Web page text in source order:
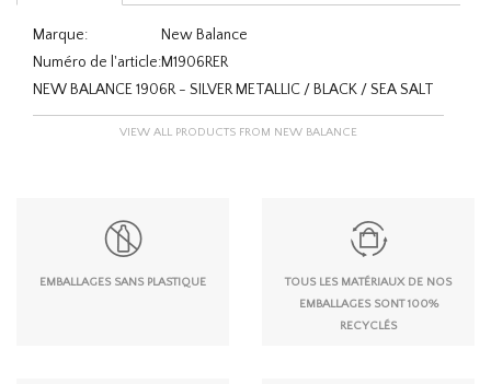
Marque:
New Balance
Numéro de l'article:M1906RER
NEW BALANCE 1906R - SILVER METALLIC / BLACK / SEA SALT
VIEW ALL PRODUCTS FROM NEW BALANCE
EMBALLAGES SANS PLASTIQUE
TOUS LES MATÉRIAUX DE NOS
EMBALLAGES SONT 100%
RECYCLÉS